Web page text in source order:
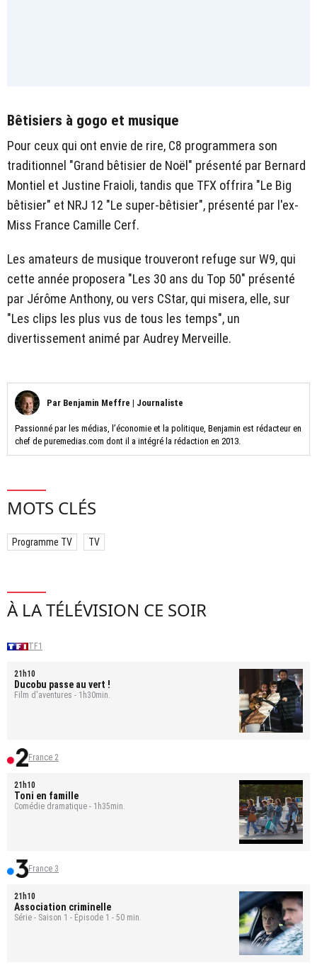
Bêtisiers à gogo et musique
Pour ceux qui ont envie de rire, C8 programmera son
traditionnel "Grand bêtisier de Noël" présenté par Bernard
Montiel et Justine Fraioli, tandis que TFX offrira "Le Big
bêtisier" et NRJ 12 "Le super-bêtisier", présenté par l'ex-
Miss France Camille Cerf.
Les amateurs de musique trouveront refuge sur W9, qui
cette année proposera "Les 30 ans du Top 50" présenté
par Jérôme Anthony, ou vers CStar, qui misera, elle, sur
"Les clips les plus vus de tous les temps", un
divertissement animé par Audrey Merveille.
Par Benjamin Meffre | Journaliste
Passionné par les médias, l’économie et la politique, Benjamin est rédacteur en
chef de puremedias.com dont il a intégré la rédaction en 2013.
MOTS CLÉS
Programme TV TV
À LA TÉLÉVISION CE SOIR
TF1
21h10
Ducobu passe au vert !
Film d'aventures - 1h30min.
France 2
21h10
Toni en famille
Comédie dramatique - 1h35min.
France 3
21h10
Association criminelle
Série - Saison 1 - Épisode 1 - 50 min.